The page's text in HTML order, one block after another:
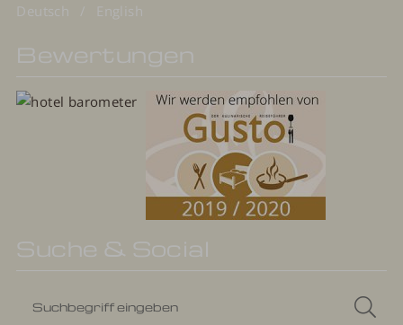
Deutsch English
Bewertungen
Suche & Social
eingeben